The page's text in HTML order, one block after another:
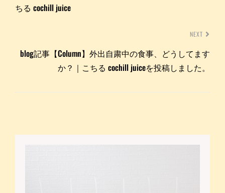
ちる cochill juice
NEXT
blog記事【Column】外出自粛中の食事、どうしてます
か？｜こちる cochill juiceを投稿しました。